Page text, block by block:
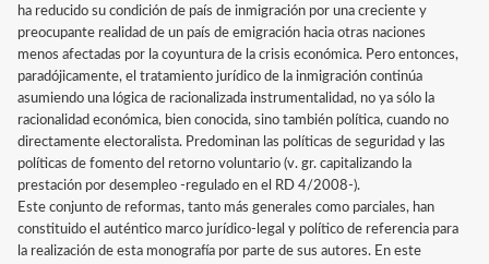
ha reducido su condición de país de inmigración por una creciente y
preocupante realidad de un país de emigración hacia otras naciones
menos afectadas por la coyuntura de la crisis económica. Pero entonces,
paradójicamente, el tratamiento jurídico de la inmigración continúa
asumiendo una lógica de racionalizada instrumentalidad, no ya sólo la
racionalidad económica, bien conocida, sino también política, cuando no
directamente electoralista. Predominan las políticas de seguridad y las
políticas de fomento del retorno voluntario (v. gr. capitalizando la
prestación por desempleo -regulado en el RD 4/2008-).
Este conjunto de reformas, tanto más generales como parciales, han
constituido el auténtico marco jurídico-legal y político de referencia para
la realización de esta monografía por parte de sus autores. En este